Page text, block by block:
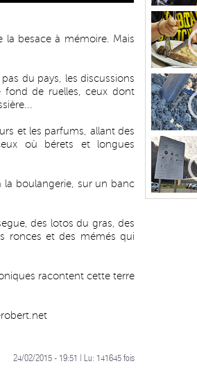
la besace à mémoire. Mais
du pays, les discussions
fond de ruelles, ceux dont
et les parfums, allant des
où bérets et longues
la boulangerie, sur un banc
des lotos du gras, des
ronces et des mémés qui
racontent cette terre
24/02/2015 - 19:51 | Lu: 141645 fois